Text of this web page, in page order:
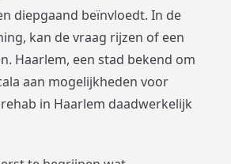
diepgaand beïnvloedt. In de
kan de vraag rijzen of een
Haarlem, een stad bekend om
aan mogelijkheden voor
in Haarlem daadwerkelijk